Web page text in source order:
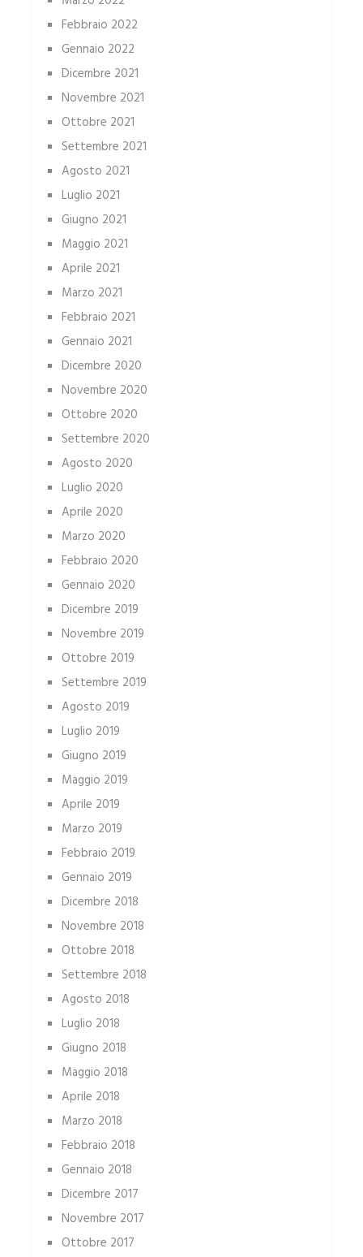
Febbraio 2022
Gennaio 2022
Dicembre 2021
Novembre 2021
Ottobre 2021
Settembre 2021
Agosto 2021
Luglio 2021
Giugno 2021
Maggio 2021
Aprile 2021
Marzo 2021
Febbraio 2021
Gennaio 2021
Dicembre 2020
Novembre 2020
Ottobre 2020
Settembre 2020
Agosto 2020
Luglio 2020
Aprile 2020
Marzo 2020
Febbraio 2020
Gennaio 2020
Dicembre 2019
Novembre 2019
Ottobre 2019
Settembre 2019
Agosto 2019
Luglio 2019
Giugno 2019
Maggio 2019
Aprile 2019
Marzo 2019
Febbraio 2019
Gennaio 2019
Dicembre 2018
Novembre 2018
Ottobre 2018
Settembre 2018
Agosto 2018
Luglio 2018
Giugno 2018
Maggio 2018
Aprile 2018
Marzo 2018
Febbraio 2018
Gennaio 2018
Dicembre 2017
Novembre 2017
Ottobre 2017